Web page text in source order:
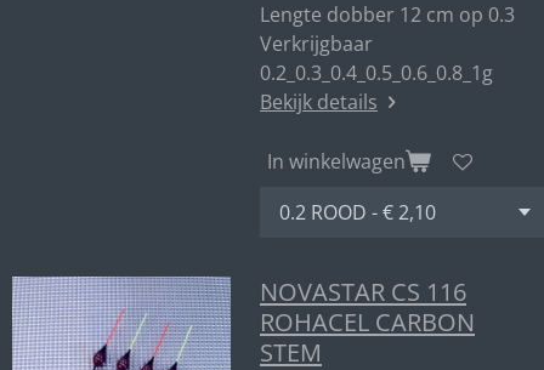
Lengte dobber 12 cm op 0.3
Verkrijgbaar
0.2_0.3_0.4_0.5_0.6_0.8_1g
Bekijk details
In winkelwagen
NOVASTAR CS 116
ROHACEL CARBON
STEM